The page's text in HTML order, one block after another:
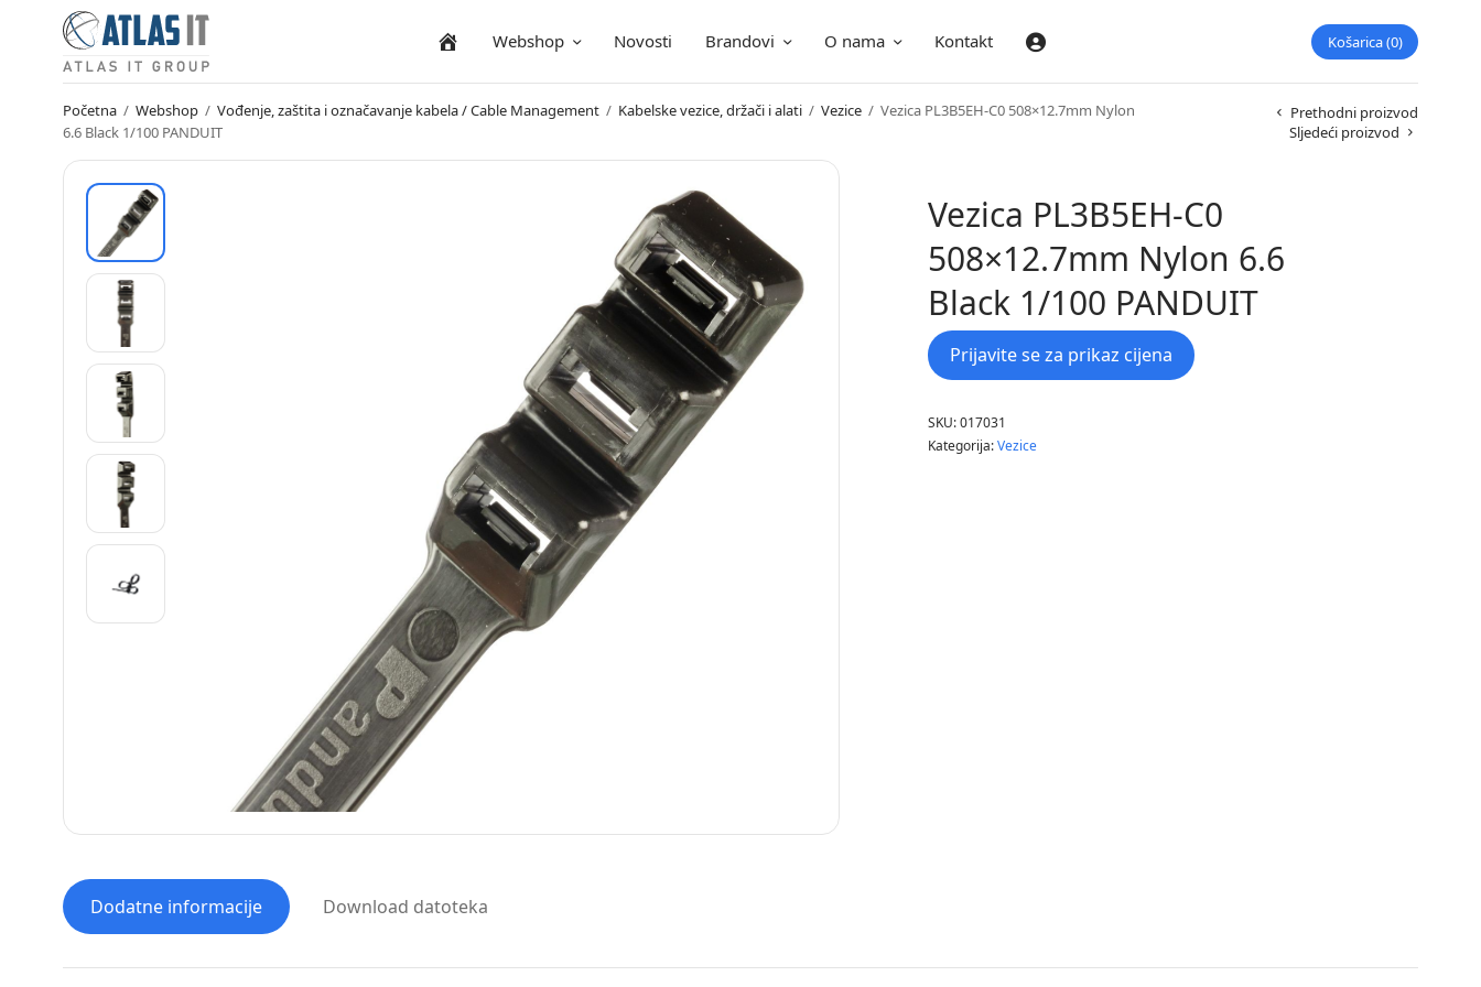
NaslovnicaWebshop Novosti Brandovi O nama Kontakt Prijava Košarica 0
Početna / Webshop / Vođenje, zaštita i označavanje kabela / Cable Management / Kabelske vezice, držači i alati / Vezice / Vezica PL3B5EH-C0 508×12.7mm Nylon
6.6 Black 1/100 PANDUIT
Prethodni proizvod
Sljedeći proizvod
Vezica PL3B5EH-C0
508×12.7mm Nylon 6.6
Black 1/100 PANDUIT
Prijavite se za prikaz cijena
SKU:017031
Kategorija:Vezice
Dodatne informacije Download datoteka